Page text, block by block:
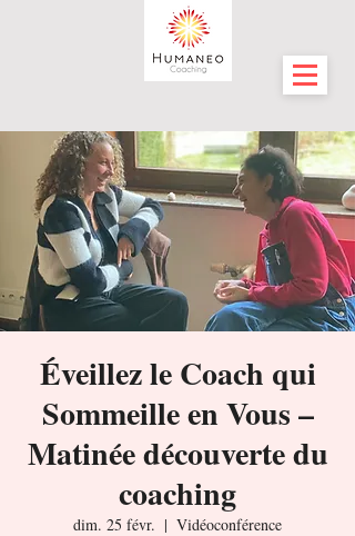
Éveillez le Coach qui
Sommeille en Vous –
Matinée découverte du
coaching
dim. 25 févr.
  |
Vidéoconférence